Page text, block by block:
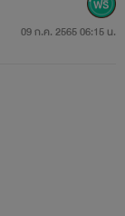
ก็ไม่เป็นผลเมื่อ
09 ก.ค. 2565 06:15 น.